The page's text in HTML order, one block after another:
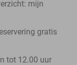
mijn
gratis
tot 12.00 uur